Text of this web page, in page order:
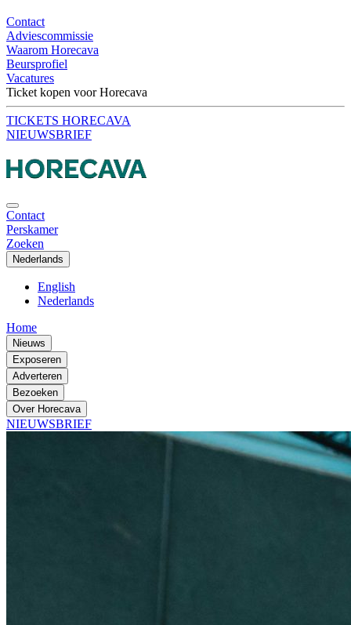
Contact
Adviescommissie
Waarom Horecava
Beursprofiel
Vacatures
Ticket kopen voor Horecava
TICKETS HORECAVA
NIEUWSBRIEF
Contact
Perskamer
Zoeken
Nederlands
English
Nederlands
Home
Nieuws
Exposeren
Adverteren
Bezoeken
Over Horecava
NIEUWSBRIEF